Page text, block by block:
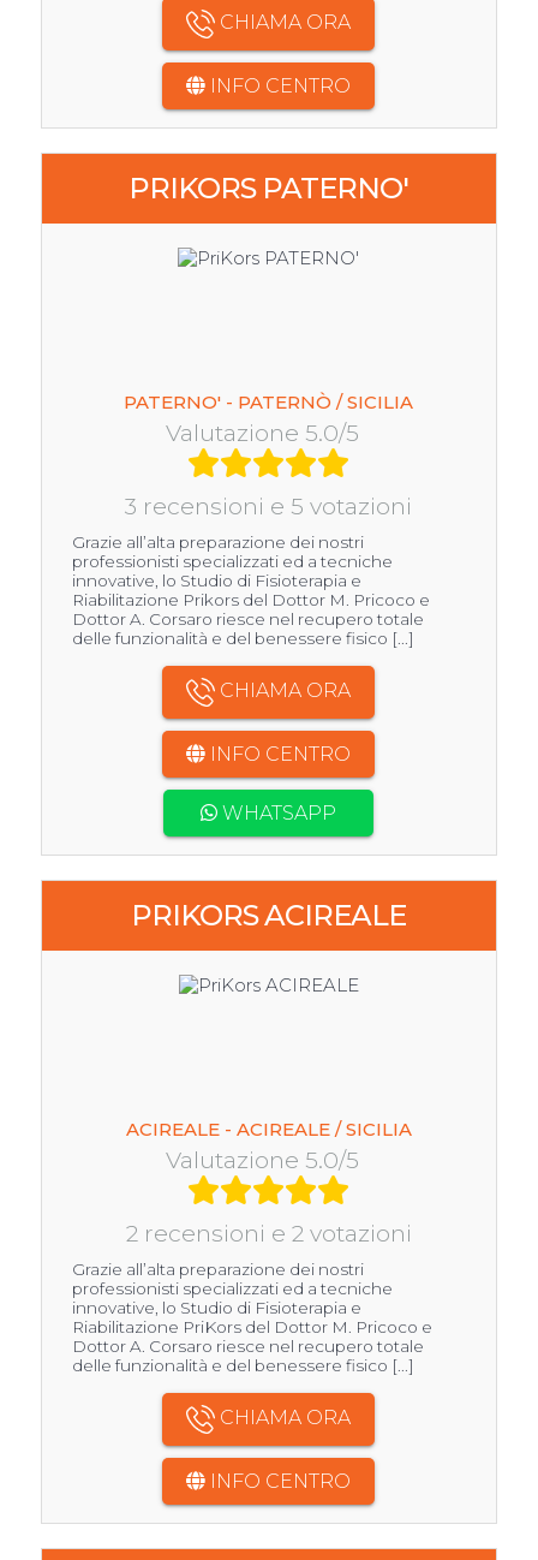
CHIAMA ORA
INFO CENTRO
PRIKORS PATERNO'
PATERNO' - PATERNÒ / SICILIA
Valutazione 5.0/5
3 recensioni e 5 votazioni
Grazie all’alta preparazione dei nostri
professionisti specializzati ed a tecniche
innovative, lo Studio di Fisioterapia e
Riabilitazione Prikors del Dottor M. Pricoco e
Dottor A. Corsaro riesce nel recupero totale
delle funzionalità e del benessere fisico [...]
CHIAMA ORA
INFO CENTRO
WHATSAPP
PRIKORS ACIREALE
ACIREALE - ACIREALE / SICILIA
Valutazione 5.0/5
2 recensioni e 2 votazioni
Grazie all’alta preparazione dei nostri
professionisti specializzati ed a tecniche
innovative, lo Studio di Fisioterapia e
Riabilitazione PriKors del Dottor M. Pricoco e
Dottor A. Corsaro riesce nel recupero totale
delle funzionalità e del benessere fisico [...]
CHIAMA ORA
INFO CENTRO